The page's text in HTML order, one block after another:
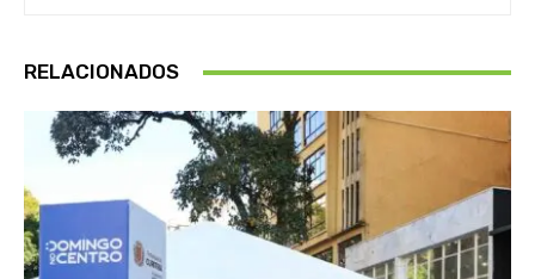
RELACIONADOS